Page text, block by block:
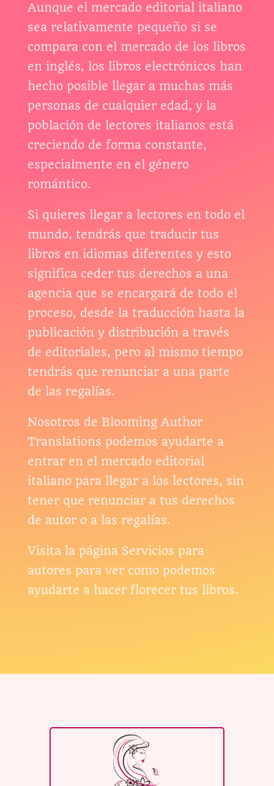
Aunque el mercado editorial italiano
sea relativamente pequeño si se
compara con el mercado de los libros
en inglés, los libros electrónicos han
hecho posible llegar a muchas más
personas de cualquier edad, y la
población de lectores italianos está
creciendo de forma constante,
especialmente en el género
romántico.
Si quieres llegar a lectores en todo el
mundo, tendrás que traducir tus
libros en idiomas diferentes y esto
significa ceder tus derechos a una
agencia que se encargará de todo el
proceso, desde la traducción hasta la
publicación y distribución a través
de editoriales, pero al mismo tiempo
tendrás que renunciar a una parte
de las regalías.
Nosotros de Blooming Author
Translations podemos ayudarte a
entrar en el mercado editorial
italiano para llegar a los lectores, sin
tener que renunciar a tus derechos
de autor o a las regalías.
Visita la página Servicios para
autores para ver como podemos
ayudarte a hacer florecer tus libros.